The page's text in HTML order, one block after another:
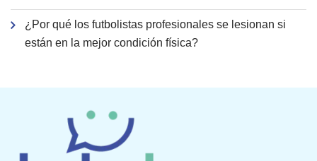
¿Por qué los futbolistas profesionales se lesionan si
están en la mejor condición física?